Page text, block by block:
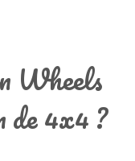
Wheels
de 4x4 ?